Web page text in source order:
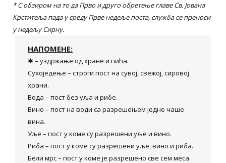
* С обзиром на то да Прво и друго обретење главе Св. Jована
Крститеља пада у среду Прве недеље поста, служба се преноси
у недељу Сирну.
НАПОМЕНЕ:
✱ – уздржање од хране и пића.
Сухоједење – строги пост на сувој, свежој, сировој
храни.
Вода – пост без уља и рибе.
Вино – пост на води са разрешењем једне чаше
вина.
Уље – пост у коме су разрешени уље и вино.
Риба – пост у коме су разрешени уље, вино и риба.
Бели мрс – пост у коме је разрешено све сем меса.